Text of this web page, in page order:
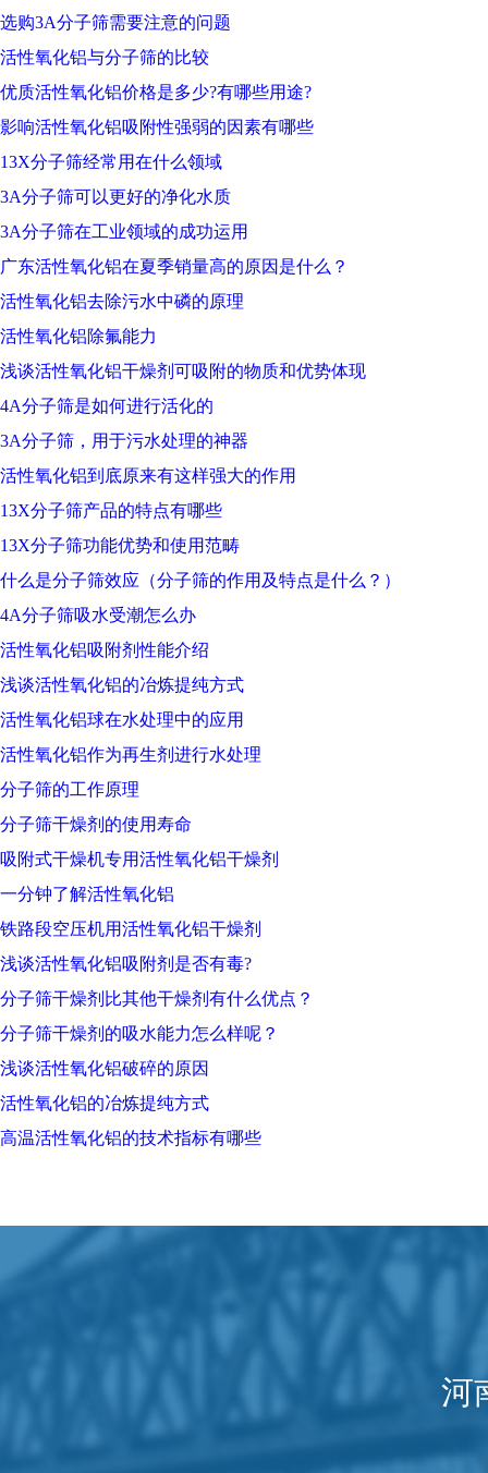
选购3A分子筛需要注意的问题
活性氧化铝与分子筛的比较
优质活性氧化铝价格是多少?有哪些用途?
影响活性氧化铝吸附性强弱的因素有哪些
13X分子筛经常用在什么领域
3A分子筛可以更好的净化水质
3A分子筛在工业领域的成功运用
广东活性氧化铝在夏季销量高的原因是什么？
活性氧化铝去除污水中磷的原理
活性氧化铝除氟能力
浅谈活性氧化铝干燥剂可吸附的物质和优势体现
4A分子筛是如何进行活化的
3A分子筛，用于污水处理的神器
活性氧化铝到底原来有这样强大的作用
13X分子筛产品的特点有哪些
13X分子筛功能优势和使用范畴
什么是分子筛效应（分子筛的作用及特点是什么？）
4A分子筛吸水受潮怎么办
活性氧化铝吸附剂性能介绍
浅谈活性氧化铝的冶炼提纯方式
活性氧化铝球在水处理中的应用
活性氧化铝作为再生剂进行水处理
分子筛的工作原理
分子筛干燥剂的使用寿命
吸附式干燥机专用活性氧化铝干燥剂
一分钟了解活性氧化铝
铁路段空压机用活性氧化铝干燥剂
浅谈活性氧化铝吸附剂是否有毒?
分子筛干燥剂比其他干燥剂有什么优点？
分子筛干燥剂的吸水能力怎么样呢？
浅谈活性氧化铝破碎的原因
活性氧化铝的冶炼提纯方式
高温活性氧化铝的技术指标有哪些
河